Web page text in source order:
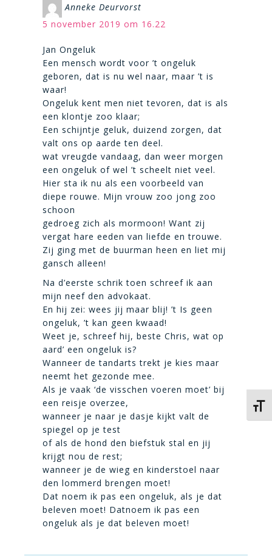
Anneke Deurvorst
5 november 2019 om 16.22
Jan Ongeluk
Een mensch wordt voor ’t ongeluk
geboren, dat is nu wel naar, maar ’t is
waar!
Ongeluk kent men niet tevoren, dat is als
een klontje zoo klaar;
Een schijntje geluk, duizend zorgen, dat
valt ons op aarde ten deel.
wat vreugde vandaag, dan weer morgen
een ongeluk of wel ’t scheelt niet veel.
Hier sta ik nu als een voorbeeld van
diepe rouwe. Mijn vrouw zoo jong zoo
schoon
gedroeg zich als mormoon! Want zij
vergat hare eeden van liefde en trouwe.
Zij ging met de buurman heen en liet mij
gansch alleen!
Na d’eerste schrik toen schreef ik aan
mijn neef den advokaat.
En hij zei: wees jij maar blij! ’t Is geen
ongeluk, ’t kan geen kwaad!
Weet je, schreef hij, beste Chris, wat op
aard’ een ongeluk is?
Wanneer de tandarts trekt je kies maar
neemt het gezonde mee.
Als je vaak ‘de visschen voeren moet’ bij
een reisje overzee,
wanneer je naar je dasje kijkt valt de
spiegel op je test
of als de hond den biefstuk stal en jij
krijgt nou de rest;
wanneer je de wieg en kinderstoel naar
den lommerd brengen moet!
Dat noem ik pas een ongeluk, als je dat
beleven moet! Datnoem ik pas een
ongeluk als je dat beleven moet!